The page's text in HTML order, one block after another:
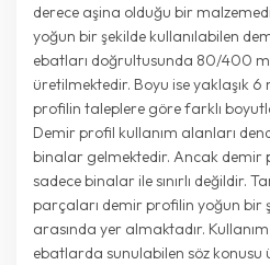
derece aşina olduğu bir
yoğun bir şekilde kullanılabilen
ebatları doğrultusunda 80/400
üretilmektedir. Boyu ise yaklaşık
profilin taleplere göre farklı
Demir profil kullanım alanları
binalar gelmektedir. Ancak demir
sadece binalar ile sınırlı değildir.
parçaları demir profilin yoğun bir
arasında yer almaktadır.
ebatlarda sunulabilen söz konusu